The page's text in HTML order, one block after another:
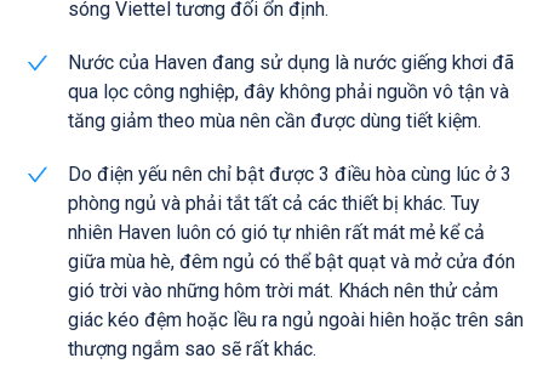
sóng Viettel tương đối ổn định.
Nước của Haven đang sử dụng là nước giếng khơi đã
qua lọc công nghiệp, đây không phải nguồn vô tận và
tăng giảm theo mùa nên cần được dùng tiết kiệm.
Do điện yếu nên chỉ bật được 3 điều hòa cùng lúc ở 3
phòng ngủ và phải tắt tất cả các thiết bị khác. Tuy
nhiên Haven luôn có gió tự nhiên rất mát mẻ kể cả
giữa mùa hè, đêm ngủ có thể bật quạt và mở cửa đón
gió trời vào những hôm trời mát. Khách nên thử cảm
giác kéo đệm hoặc lều ra ngủ ngoài hiên hoặc trên sân
thượng ngắm sao sẽ rất khác.